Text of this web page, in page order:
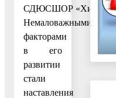
СДЮСШОР «Химик».
Немаловажными
факторами
в его
развитии
стали
наставления